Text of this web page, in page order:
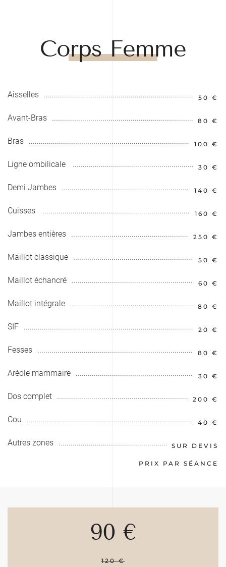
Corps Femme
Aisselles 50 €
Avant-Bras 80 €
Bras 100 €
Ligne ombilicale 30 €
Demi Jambes 140 €
Cuisses 160 €
Jambes entières 250 €
Maillot classique 50 €
Maillot échancré 60 €
Maillot intégrale 80 €
SIF 20 €
Fesses 80 €
Aréole mammaire 30 €
Dos complet 200 €
Cou 40 €
Autres zones SUR DEVIS
PRIX PAR SÉANCE
90 €
120 €